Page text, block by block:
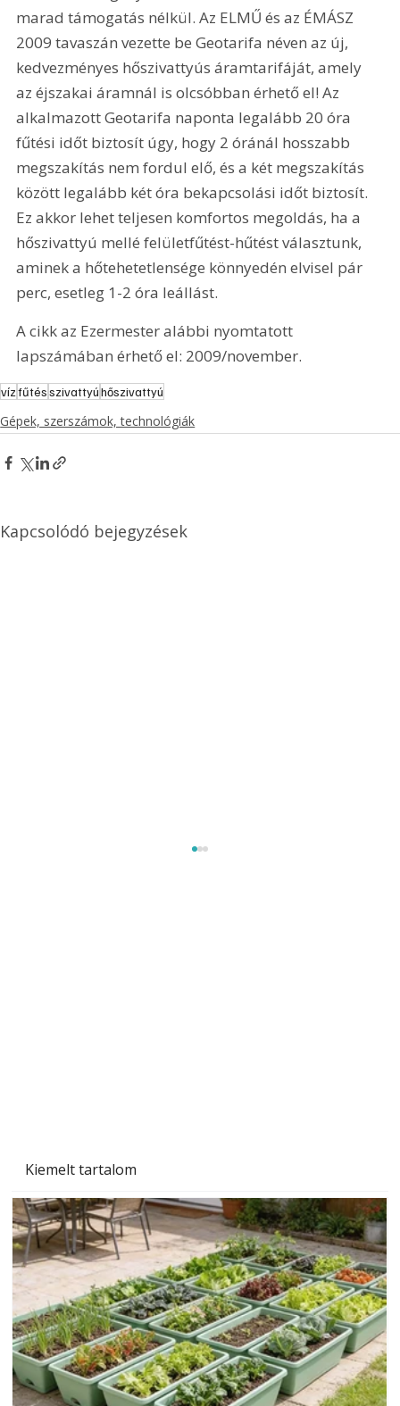
Kiemelt tartalom
marad támogatás nélkül. Az ELMŰ és az ÉMÁSZ
2009 tavaszán vezette be Geotarifa néven az új,
kedvezményes hőszivattyús áramtarifáját, amely
az éjszakai áramnál is olcsóbban érhető el! Az
alkalmazott Geotarifa naponta legalább 20 óra
fűtési időt biztosít úgy, hogy 2 óránál hosszabb
megszakítás nem fordul elő, és a két megszakítás
között legalább két óra bekapcsolási időt biztosít.
Ez akkor lehet teljesen komfortos megoldás, ha a
hőszivattyú mellé felületfűtést-hűtést választunk,
aminek a hőtehetetlensége könnyedén elvisel pár
perc, esetleg 1-2 óra leállást.
A cikk az Ezermester alábbi nyomtatott
lapszámában érhető el: 2009/november.
vízfűtésszivattyúhőszivattyú
Gépek, szerszámok, technológiák
Kapcsolódó bejegyzések